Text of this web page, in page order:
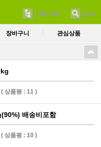
카테고리 검색
장바구니 관심상품
( 상품평 : 11 )
배송비포함
( 상품평 : 10 )